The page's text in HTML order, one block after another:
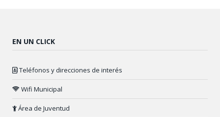
EN UN CLICK
Teléfonos y direcciones de interés
Wifi Municipal
Área de Juventud